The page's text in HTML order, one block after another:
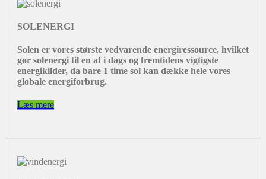
SOLENERGI
Solen er vores største vedvarende energiressource, hvilket
gør solenergi til en af i dags og fremtidens vigtigste
energikilder, da bare 1 time sol kan dække hele vores
globale energiforbrug.
Læs mere